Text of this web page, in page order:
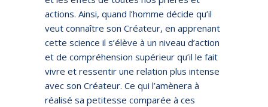
actions. Ainsi, quand l’homme décide qu’il
veut connaître son Créateur, en apprenant
cette science il s’élève à un niveau d’action
et de compréhension supérieur qu’il le fait
vivre et ressentir une relation plus intense
avec son Créateur. Ce qui l’amènera à
réalisé sa petitesse comparée à ces